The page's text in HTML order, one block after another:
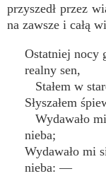
przyszedł przez
na zawsze i całą
Ostatniej nocy
realny sen,
Stałem w
Słyszałem
Wydawało
nieba;
Wydawało mi
nieba: —